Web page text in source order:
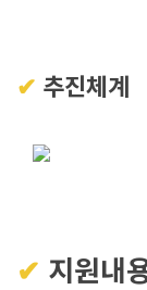
✔ 추진체계
✔ 지원내